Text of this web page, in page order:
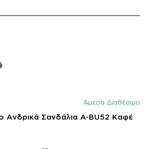
Άμεσα Διαθέσιμο
Ανδρικά Σανδάλια A-BU52 Καφέ